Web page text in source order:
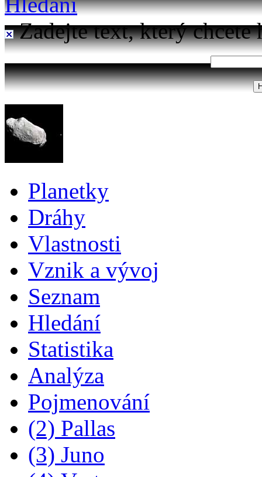
Zadejte text, který chcete
Planetky
Dráhy
Vlastnosti
Vznik a vývoj
Seznam
Hledání
Statistika
Analýza
Pojmenování
(2) Pallas
(3) Juno